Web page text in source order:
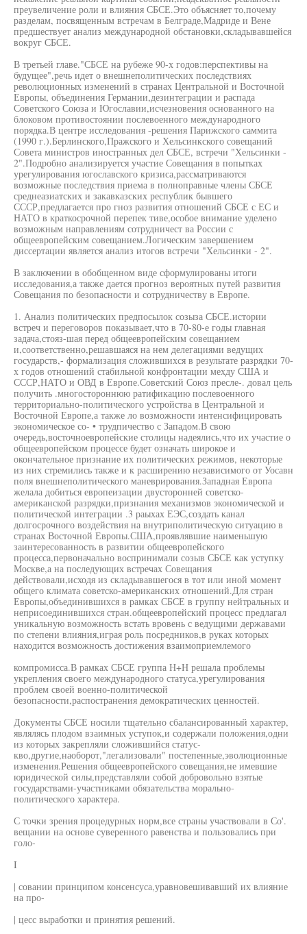
преувеличение роли и влияния СБСЕ.Это объясняет то,почему
разделам, посвященным встречам в Белграде,Мадриде и Вене
предшествует анализ международной обстановки,складывавшейся
вокруг СБСЕ.
В третьей главе."СБСЕ на рубеже 90-х годов:перспективы на
будущее",речь идет о внешнеполитических последствиях
революционных изменений в странах Центральной и Восточной
Европы, объединения Германии,дезинтеграции и распада
Советского Союза и Югославии,исчезновения основанного на
блоковом противостоянии послевоенного международного
порядка.В центре исследования -решения Парижского саммита
(1990 г.).Берлинского,Пражского и Хельсинкского совещаний
Совета министров иностранных дел СБСЕ, встречи "Хельсинки -
2".Подробно анализируется участие Совещания в попытках
урегулирования югославского кризиса,рассматриваются
возможные последствия приема в полноправные члены СБСЕ
среднеазиатских и закавказских республик бывшего
СССР,предлагается про гноз развития отношений СБСЕ с ЕС и
НАТО в краткосрочной перепек тиве,особое внимание уделено
возможным направлениям сотрудничест ва России с
общеевропейским совещанием.Логическим завершением
диссертации является анализ итогов встречи "Хельсинки - 2".
В заключении в обобщенном виде сформулированы итоги
исследования,а также дается прогноз вероятных путей развития
Совещания по безопасности и сотрудничеству в Европе.
1. Анализ политических предпосылок созыза СБСЕ.истории
встреч и переговоров показывает,что в 70-80-е годы главная
задача,стояз-шая перед общеевропейским совещанием
и,соответственно,решавшаяся на нем делегациями ведущих
государств,- формализация сложившихся в результате разрядки 70-
х годов отношений стабильной конфронтации мехду США и
СССР,НАТО и ОВД в Европе.Советский Союз пресле-. довал цель
получить .многостороннюю ратификацию послевоенного
территориально-политического устройства в Центральной и
Восточной Европе,а также ло возможности интенсифицировать
экономическое со- • трудпичество с Западом.В свою
очередь,восточноевропейские столицы надеялись,что их участие о
общеевропейском процессе будет означать широкое и
окончательное признание их политических режимов, некоторые
из них стремились также и к расширению независимого от Уосавн
поля внешнеполитического маневрирования.Западная Европа
желала добиться европеизации двусторонней советско-
американской разрядки,признания механизмов экономической и
политической интеграции .3 раыхах ЕЭС,создать канал
долгосрочного воздействия на внутриполитическую ситуацию в
странах Восточной Европы.США,проявлявшие наименьшую
заинтересованность в развитии общеевропейского
процесса,первоначально воспринимали созыв СБСЕ как уступку
Москве,а на последующих встречах Совещания
действовали,исходя из складывавшегося в тот или иной момент
общего климата советско-американских отношений.Для стран
Европы,объединившихся в рамках СБСЕ в группу нейтральных и
неприсоединившихся стран.общеевропейский процесс предлагал
уникальную возможность встать вровень с ведущими державами
по степени влияния,играя роль посредников,в руках которых
находится возможность достижения взаимоприемлемого
компромисса.В рамках СБСЕ группа Н+Н решала проблемы
укрепления своего международного статуса,урегулирования
проблем своей военно-политической
безопасности,распостранения демократических ценностей.
Документы СБСЕ носили тщательно сбалансированный характер,
являлясь плодом взаимных уступок,и содержали положения,одни
из которых закрепляли сложившийся статус-
кво,другие,наоборот,"легализовали" постепенные,эволюционные
изменения.Решения общеевропейского совещания,не имевшие
юридической силы,представляли собой добровольно взятые
государствами-участниками обязательства морально-
политического характера.
С точки зрения процедурных норм,все страны участвовали в Со'.
вещании на основе суверенного равенства и пользовались при
голо-
I
| совании принципом консенсуса,уравновешивавший их влияние
на про-
| цесс выработки и принятия решений.